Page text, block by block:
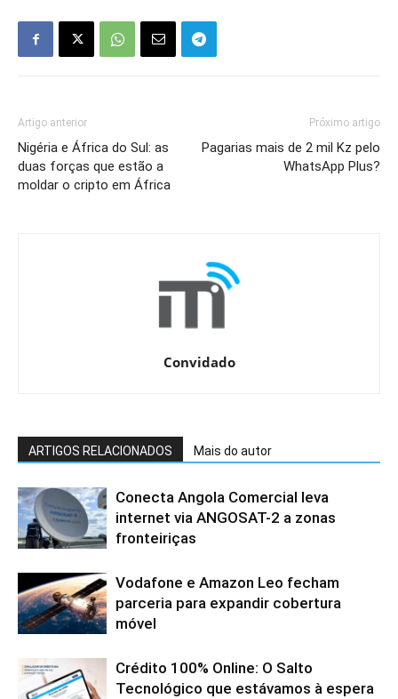
Artigo anterior
Nigéria e África do Sul: as
duas forças que estão a
moldar o cripto em África
Próximo artigo
Pagarias mais de 2 mil Kz pelo
WhatsApp Plus?
Convidado
ARTIGOS RELACIONADOS Mais do autor
Conecta Angola Comercial leva
internet via ANGOSAT-2 a zonas
fronteiriças
Vodafone e Amazon Leo fecham
parceria para expandir cobertura
móvel
Crédito 100% Online: O Salto
Tecnológico que estávamos à espera